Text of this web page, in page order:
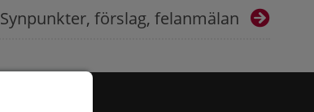
Synpunkter, förslag, felanmälan